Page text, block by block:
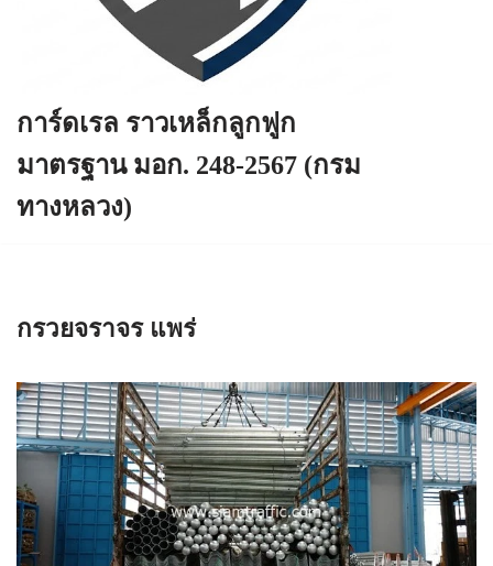
การ์ดเรล ราวเหล็กลูกฟูก
มาตรฐาน มอก. 248-2567 (กรม
ทางหลวง)
กรวยจราจร แพร่